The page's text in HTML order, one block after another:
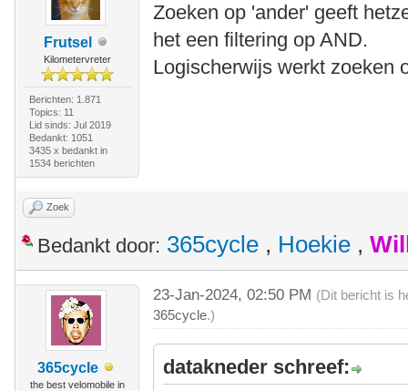
Frutsel
Kilometervreter
Berichten: 1.871
Topics: 11
Lid sinds: Jul 2019
Bedankt: 1051
3435 x bedankt in
1534 berichten
Zoeken op 'ander' geeft
het een filtering op AND.
Logischerwijs werkt zoeken
Zoek
Bedankt door: 365cycle , Hoekie ,
365cycle
the best velomobile in
23-Jan-2024, 02:50 PM (Dit bericht is
365cycle.)
datakneder schreef: